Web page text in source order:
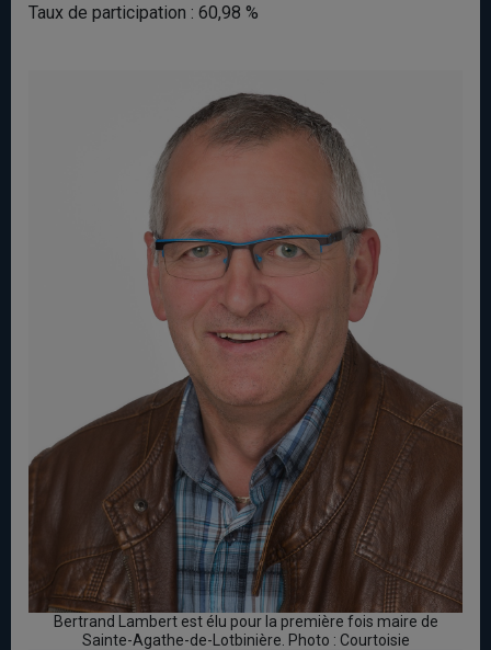
Taux de participation : 60,98 %
Bertrand Lambert est élu pour la première fois maire de
Sainte-Agathe-de-Lotbinière. Photo : Courtoisie